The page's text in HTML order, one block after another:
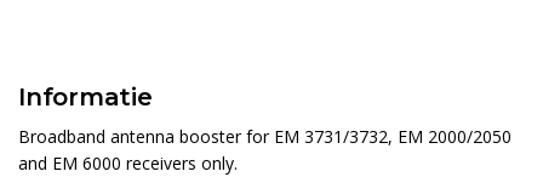
Informatie
Broadband antenna booster for EM 3731/3732, EM 2000/2050
and EM 6000 receivers only.